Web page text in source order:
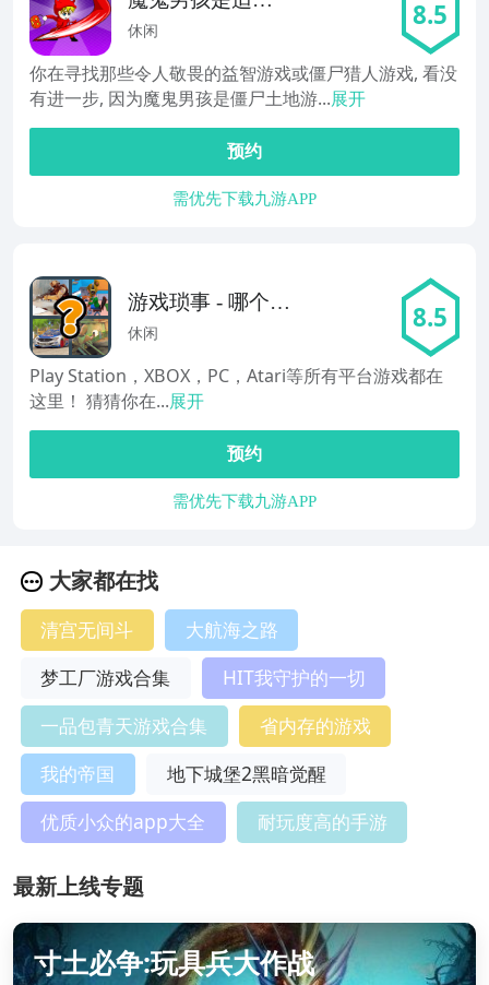
僵尸土地的乐趣:
瓜和可怕的迷宫
游戏。
休闲 8.5
你在寻找那些令人敬畏的益智游戏或僵尸猎人游戏, 看没
有进一步, 因为魔鬼男孩是僵尸土地游...展开
预约
需优先下载九游APP
游戏琐事 - 哪个游
戏？
休闲 8.5
Play Station，XBOX，PC，Atari等所有平台游戏都在
这里！ 猜猜你在...展开
预约
需优先下载九游APP
大家都在找
清宫无间斗
大航海之路
梦工厂游戏合集
HIT我守护的一切
一品包青天游戏合集
省内存的游戏
我的帝国
地下城堡2黑暗觉醒
优质小众的app大全
耐玩度高的手游
最新上线专题
寸土必争:玩具兵大作战